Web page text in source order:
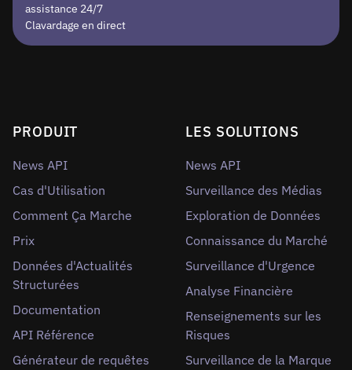
assistance 24/7
Clavardage en direct
PRODUIT
News API
Cas d'Utilisation
Comment Ça Marche
Prix
Données d'Actualités
Structurées
Documentation
API Référence
Générateur de requêtes
LES SOLUTIONS
News API
Surveillance des Médias
Exploration de Données
Connaissance du Marché
Surveillance d'Urgence
Analyse Financière
Renseignements sur les
Risques
Surveillance de la Marque